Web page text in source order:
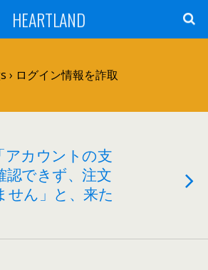
HEARTLAND
› ログイン情報を詐取
アカウントの支
認できず、注文
せん」と、来た